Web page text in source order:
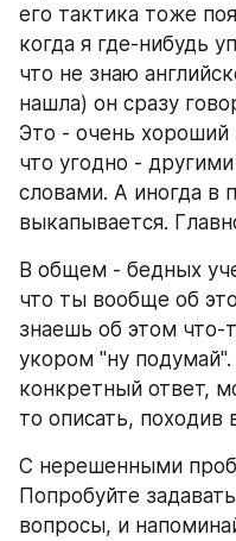
его тактика тоже
когда я где-нибудь
что не знаю
нашла) он сразу
Это - очень
что угодно -
словами. А иногда в
выкапывается.
В общем - бедных
что ты вообще об
знаешь об этом что-
укором "ну
конкретный ответ,
то описать, походив
С нерешенными
Попробуйте
вопросы, и